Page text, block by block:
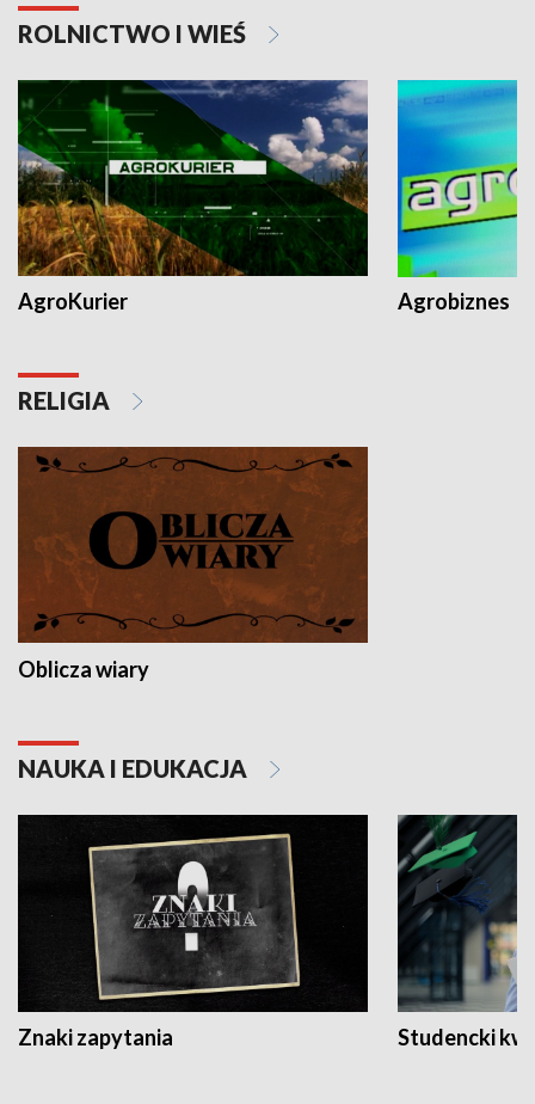
ROLNICTWO I WIEŚ
AgroKurier Agrobiznes
RELIGIA
Oblicza wiary
NAUKA I EDUKACJA
Znaki zapytania Studencki